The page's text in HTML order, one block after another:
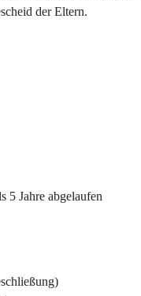
der Eltern.
5 Jahre abgelaufen